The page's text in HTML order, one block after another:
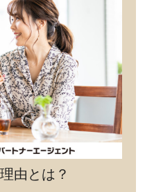
由とは？